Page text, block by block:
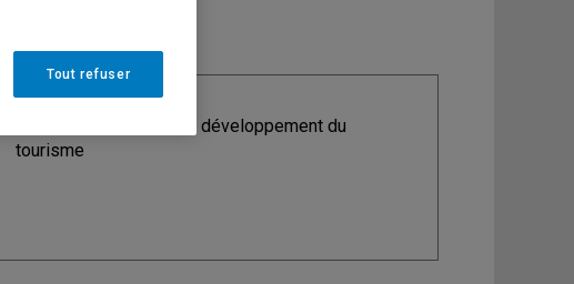
: Maîtrise en développement du
tourisme
Tout refuser